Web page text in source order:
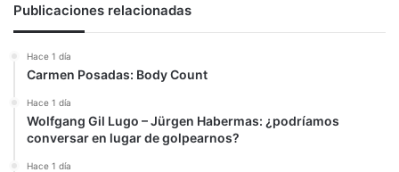
Publicaciones relacionadas
Hace 1 día
Carmen Posadas: Body Count
Hace 1 día
Wolfgang Gil Lugo – Jürgen Habermas: ¿podríamos
conversar en lugar de golpearnos?
Hace 1 día